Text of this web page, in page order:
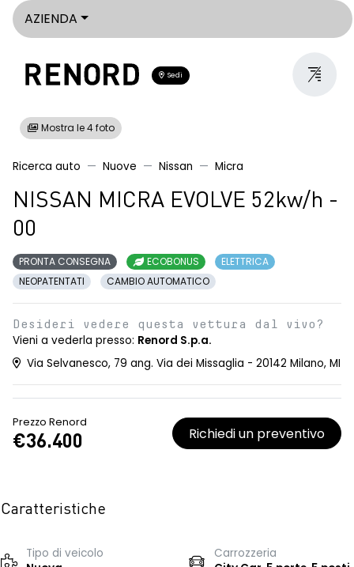
AZIENDA
Sedi
Mostra le 4 foto
Ricerca auto Nuove Nissan Micra
NISSAN MICRA EVOLVE 52kw/h -
00
PRONTA CONSEGNA ECOBONUS
ELETTRICA
NEOPATENTATI
CAMBIO AUTOMATICO
Desideri vedere questa vettura dal vivo?
Vieni a vederla presso: Renord S.p.a.
Via Selvanesco, 79 ang. Via dei Missaglia - 20142 Milano, MI
Prezzo Renord
€36.400 Richiedi un preventivo
Caratteristiche
Tipo di veicolo
Carrozzeria